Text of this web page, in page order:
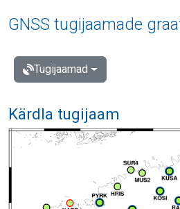
GNSS tugijaamade
Tugijaamad
Kärdla tugijaam